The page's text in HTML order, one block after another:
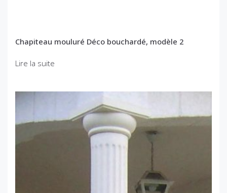
Chapiteau mouluré Déco bouchardé, modèle 2
Lire la suite